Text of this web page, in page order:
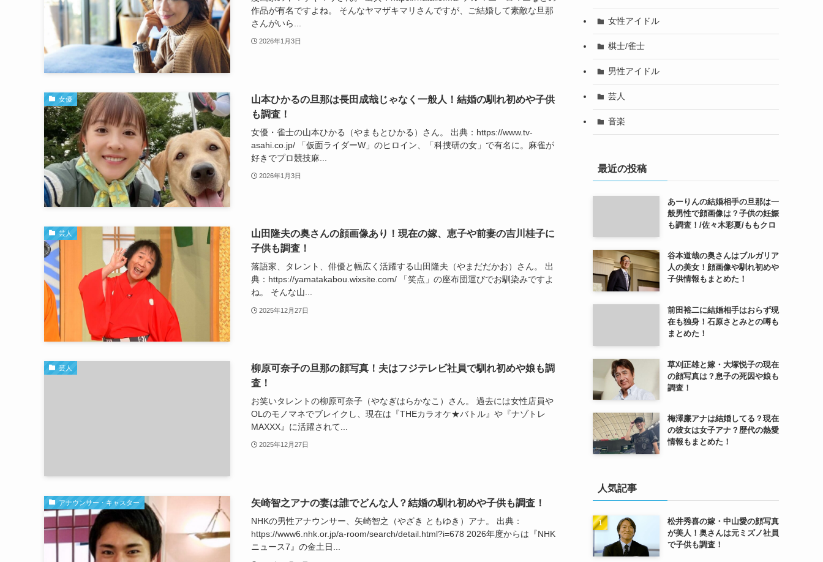
作品が有名ですよね。 そんなヤマザキマリさんですが、ご結婚して素敵な旦那
さんがいら...
2026年1月3日
女優
山本ひかるの旦那は長田成哉じゃなく一般人！結婚の馴れ初めや子供
も調査！
女優・雀士の山本ひかる（やまもとひかる）さん。 出典：https://www.tv-
asahi.co.jp/ 「仮面ライダーW」のヒロイン、「科捜研の女」で有名に。麻雀が
好きでプロ競技麻...
2026年1月3日
芸人
山田隆夫の奥さんの顔画像あり！現在の嫁、恵子や前妻の吉川桂子に
子供も調査！
落語家、タレント、俳優と幅広く活躍する山田隆夫（やまだだかお）さん。 出
典：https://yamatakabou.wixsite.com/ 「笑点」の座布団運びでお馴染みですよ
ね。 そんな山...
2025年12月27日
芸人
柳原可奈子の旦那の顔写真！夫はフジテレビ社員で馴れ初めや娘も調
査！
お笑いタレントの柳原可奈子（やなぎはらかなこ）さん。 過去には女性店員や
OLのモノマネでブレイクし、現在は『THEカラオケ★バトル』や『ナゾトレ
MAXXX』に活躍されて...
2025年12月27日
アナウンサー・キャスター 矢崎智之アナの妻は誰でどんな人？結婚の馴れ初めや子供も調査！
NHKの男性アナウンサー、矢崎智之（やざき ともゆき）アナ。 出典：
https://www6.nhk.or.jp/a-room/search/detail.html?i=678 2026年度からは『NHK
ニュース7』の金土日...
女性アイドル
棋士/雀士
男性アイドル
芸人
音楽
最近の投稿
あーりんの結婚相手の旦那は一
般男性で顔画像は？子供の妊娠
も調査！/佐々木彩夏/ももクロ
谷本道哉の奥さんはブルガリア
人の美女！顔画像や馴れ初めや
子供情報もまとめた！
前田裕二に結婚相手はおらず現
在も独身！石原さとみとの噂も
まとめた！
草刈正雄と嫁・大塚悦子の現在
の顔写真は？息子の死因や娘も
調査！
梅澤廉アナは結婚してる？現在
の彼女は女子アナ？歴代の熱愛
情報もまとめた！
人気記事
松井秀喜の嫁・中山愛の顔写真
が美人！奥さんは元ミズノ社員
で子供も調査！